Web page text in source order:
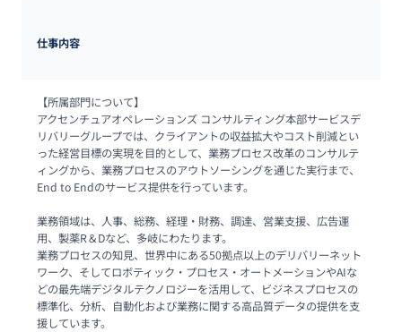
仕事内容
【所属部門について】
アクセンチュアオペレーションズ コンサルティング本部サービスデ
リバリーグループでは、クライアントの収益拡大やコスト削減とい
った経営目標の実現を目的として、業務プロセス改革のコンサルテ
ィングから、業務プロセスのアウトソーシングを通じた実行まで、
End to Endのサービス提供を行っています。
業務領域は、人事、総務、経理・財務、調達、営業支援、広告運
用、製薬R＆Dなど、多岐にわたります。
業務プロセスの知見、世界中にある50拠点以上のデリバリーネット
ワーク、そしてロボティック・プロセス・オートメーションやAIな
どの最先端デジタルテクノロジーを活用して、ビジネスプロセスの
標準化、分析、自動化および業務に関する高品質データの提供を支
援しています。